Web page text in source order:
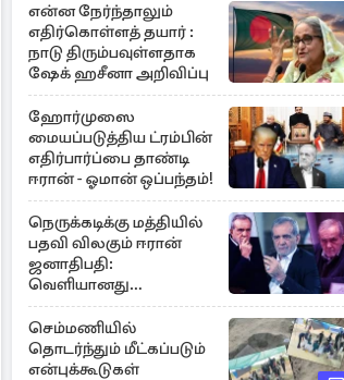
என்ன நேர்ந்தாலும்
எதிர்கொள்ளத் தயார் :
நாடு திரும்பவுள்ளதாக
ஷேக் ஹசீனா அறிவிப்பு
ஹோர்முஸை
மையப்படுத்திய ட்ரம்பின்
எதிர்பார்ப்பை தாண்டி
ஈரான் - ஓமான் ஒப்பந்தம்!
நெருக்கடிக்கு மத்தியில்
பதவி விலகும் ஈரான்
ஜனாதிபதி:
வெளியானது
சர்ச்சையின் உண்மை
நிலை
செம்மணியில்
தொடர்ந்தும் மீட்கப்படும்
என்புக்கூடுகள்